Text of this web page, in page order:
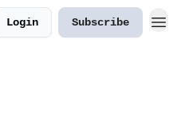
Login Subscribe